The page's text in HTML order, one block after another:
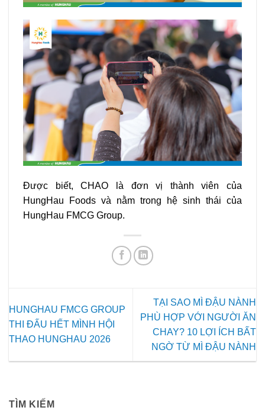
Được biết, CHAO là đơn vị thành viên của
HungHau Foods và nằm trong hệ sinh thái của
HungHau FMCG Group.
HUNGHAU FMCG GROUP
THI ĐẤU HẾT MÌNH HỘI
THAO HUNGHAU 2026
TẠI SAO MÌ ĐẬU NÀNH
PHÙ HỢP VỚI NGƯỜI ĂN
CHAY? 10 LỢI ÍCH BẤT
NGỜ TỪ MÌ ĐẬU NÀNH
TÌM KIẾM